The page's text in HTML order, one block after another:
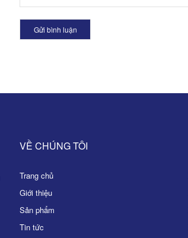
Gửi bình luận
VỀ CHÚNG TÔI
Trang chủ
Giới thiệu
Sản phẩm
Tin tức